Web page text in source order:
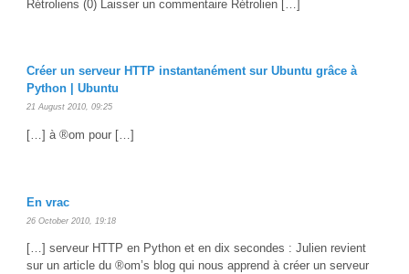
Rétroliens (0) Laisser un commentaire Rétrolien […]
Créer un serveur HTTP instantanément sur Ubuntu grâce à
Python | Ubuntu
21 August 2010, 09:25
[…] à ®om pour […]
En vrac
26 October 2010, 19:18
[…] serveur HTTP en Python et en dix secondes : Julien revient
sur un article du ®om’s blog qui nous apprend à créer un serveur